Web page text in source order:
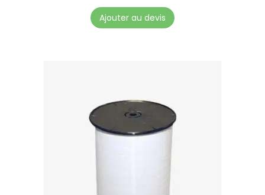
Ajouter au devis